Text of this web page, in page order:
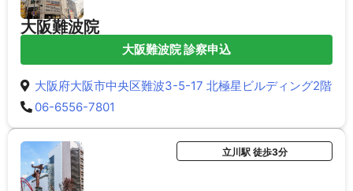
大阪難波院
大阪難波院 診察申込
大阪府大阪市中央区難波3-5-17 北極星ビルディング2階
06-6556-7801
立川駅 徒歩3分